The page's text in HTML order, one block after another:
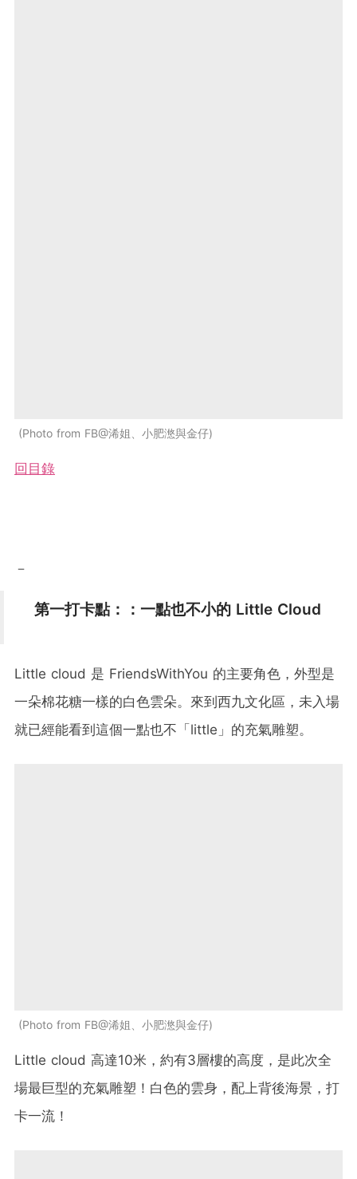
Photo from FB@浠姐、小肥滺與金仔
回目錄
－
第一打卡點：：一點也不小的 Little Cloud
Little cloud 是 FriendsWithYou 的主要角色，外型是
一朵棉花糖一樣的白色雲朵。來到西九文化區，未入場
就已經能看到這個一點也不「little」的充氣雕塑。
Photo from FB@浠姐、小肥滺與金仔
Little cloud 高達10米，約有3層樓的高度，是此次全
場最巨型的充氣雕塑！白色的雲身，配上背後海景，打
卡一流！